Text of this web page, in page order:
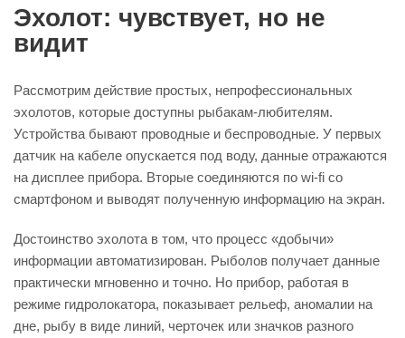
Эхолот: чувствует, но не
видит
Рассмотрим действие простых, непрофессиональных
эхолотов, которые доступны рыбакам-любителям.
Устройства бывают проводные и беспроводные. У первых
датчик на кабеле опускается под воду, данные отражаются
на дисплее прибора. Вторые соединяются по wi-fi со
смартфоном и выводят полученную информацию на экран.
Достоинство эхолота в том, что процесс «добычи»
информации автоматизирован. Рыболов получает данные
практически мгновенно и точно. Но прибор, работая в
режиме гидролокатора, показывает рельеф, аномалии на
дне, рыбу в виде линий, черточек или значков разного